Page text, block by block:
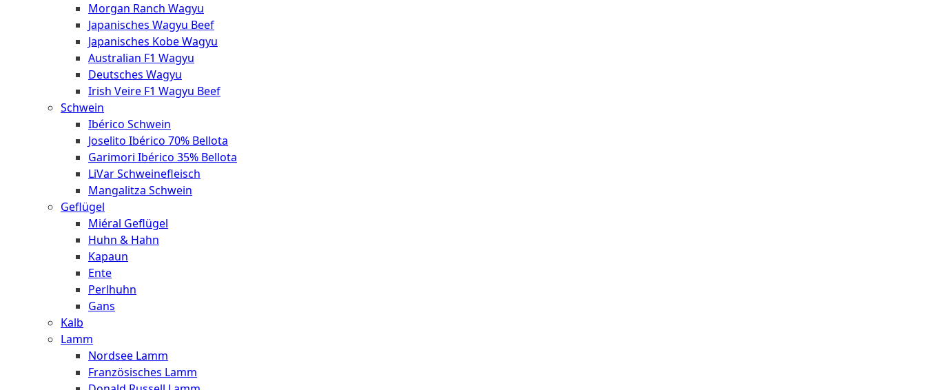
Morgan Ranch Wagyu
Japanisches Wagyu Beef
Japanisches Kobe Wagyu
Australian F1 Wagyu
Deutsches Wagyu
Irish Veire F1 Wagyu Beef
Schwein
Ibérico Schwein
Joselito Ibérico 70% Bellota
Garimori Ibérico 35% Bellota
LiVar Schweinefleisch
Mangalitza Schwein
Geflügel
Miéral Geflügel
Huhn & Hahn
Kapaun
Ente
Perlhuhn
Gans
Kalb
Lamm
Nordsee Lamm
Französisches Lamm